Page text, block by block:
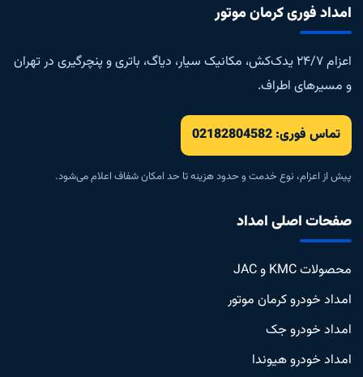
امداد فوری کرمان موتور
اعزام ۲۴/۷ یدک‌کش، مکانیک سیار، دیاگ، باتری و پنچرگیری در تهران
و مسیرهای اطراف.
تماس فوری: 02182804582
پیش از اعزام، نوع خدمت و حدود هزینه تا حد امکان شفاف اعلام می‌شود.
صفحات اصلی امداد
محصولات KMC و JAC
امداد خودرو کرمان موتور
امداد خودرو جک
امداد خودرو هیوندا